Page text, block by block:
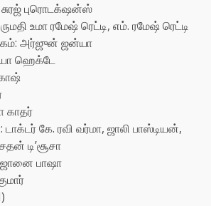
சுரஜ் புரொடக்‌ஷன்ஸ்
உமா ரமேஷ் ரெட்டி, எம். ரமேஷ் ரெட்டி
அர்ஜுன் ஜன்யா
ஹெக்டே
காதர்
கே. ரவி வர்மா, ஜாலி பாஸ்டியன்,
டி’சூசா
பாஷா